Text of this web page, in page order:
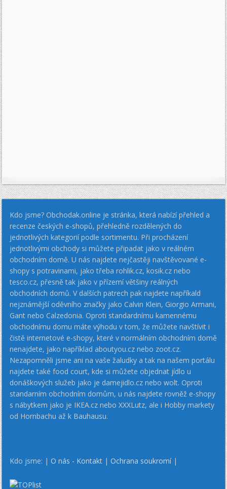
Kdo jsme? Obchodak.online je stránka, která nabízí přehled a
recenze českých e-shopů, přehledně rozdělených do
jednotlivých kategorií podle sortimentu. Při procházení
jednotlivými obchody si můžete připadat jako v reálném
obchodním domě. U nás najdete nejčastěji navštěvované e-
shopy s potravinami, jako třeba rohlik.cz, kosik.cz nebo
tesco.cz, přesně tak jako v přízemí většiny reálných
obchodních domů. V dalších patrech pak najdete napříkald
nejznámější oděvního značky jako Calvin Klein, Giorgio Armani,
Gant nebo Calzedonia. Oproti standardnímu kamennému
obchodnímu domu máte výhodu v tom, že můžete navštívit i
čistě internetové e-shopy, které v normálním obchodním domě
nenajdete, jako například aboutyou.cz nebo zoot.cz.
Nezapomněli jsme ani na vaše žaludky a tak na našem portálu
najdete také food court, kde si můžete objednat jídlo u
donáškových služeb jako je damejidlo.cz nebo wolt. Oproti
standarním obchodním domům, u nás najdete rovněž e-shopy
s nábytkem jako je IKEA.cz nebo XXXLutz, ale i Hobby markety
od Hornbachu až k Bauhausu.
Kdo jsme: |O nás - Kontakt |Ochrana soukromí|